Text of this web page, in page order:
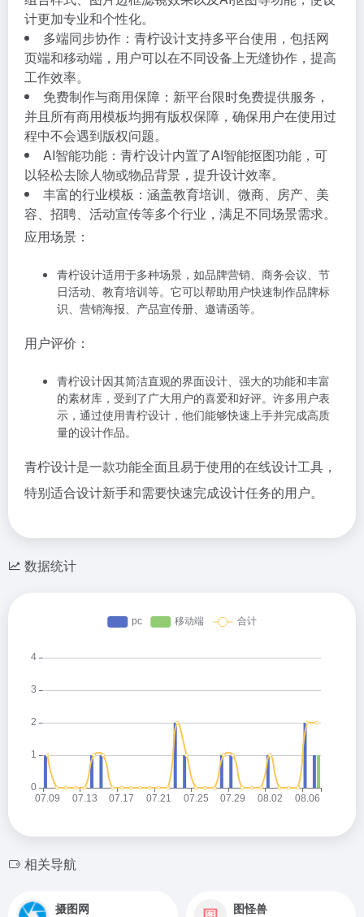
计更加专业和个性化。
多端同步协作：青柠设计支持多平台使用，包括网
页端和移动端，用户可以在不同设备上无缝协作，提高
工作效率。
免费制作与商用保障：新平台限时免费提供服务，
并且所有商用模板均拥有版权保障，确保用户在使用过
程中不会遇到版权问题。
AI智能功能：青柠设计内置了AI智能抠图功能，可
以轻松去除人物或物品背景，提升设计效率。
丰富的行业模板：涵盖教育培训、微商、房产、美
容、招聘、活动宣传等多个行业，满足不同场景需求。
应用场景：
青柠设计适用于多种场景，如品牌营销、商务会议、节
日活动、教育培训等。它可以帮助用户快速制作品牌标
识、营销海报、产品宣传册、邀请函等。
用户评价：
青柠设计因其简洁直观的界面设计、强大的功能和丰富
的素材库，受到了广大用户的喜爱和好评。许多用户表
示，通过使用青柠设计，他们能够快速上手并完成高质
量的设计作品。
青柠设计是一款功能全面且易于使用的在线设计工具，
特别适合设计新手和需要快速完成设计任务的用户。
数据统计
相关导航
摄图网 图怪兽